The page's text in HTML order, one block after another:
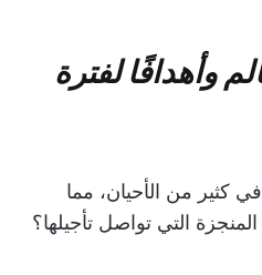
معالم وأهدافًا لفترة
كثير من الأحيان، مما
التي تواصل تأجيلها؟